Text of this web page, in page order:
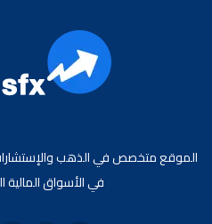
الموقع متخصص في الذهب
في الأسواق المالية